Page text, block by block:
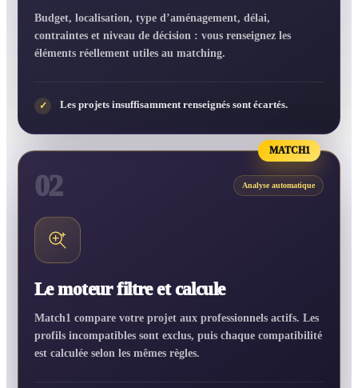
Budget, localisation, type d’aménagement, délai,
contraintes et niveau de décision : vous renseignez les
éléments réellement utiles au matching.
✓ Les projets insuffisamment renseignés sont écartés.
MATCH1
02 Analyse automatique
Le moteur filtre et calcule
Match1 compare votre projet aux professionnels actifs. Les
profils incompatibles sont exclus, puis chaque compatibilité
est calculée selon les mêmes règles.